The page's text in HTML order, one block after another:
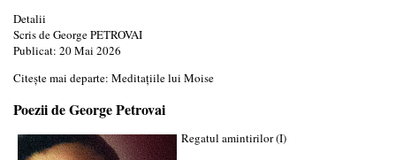
Detalii
Scris deGeorge PETROVAI
Publicat: 20 Mai 2026
Citește mai departe: Meditaţiile lui Moise
Poezii de George Petrovai
Regatul amintirilor (I)